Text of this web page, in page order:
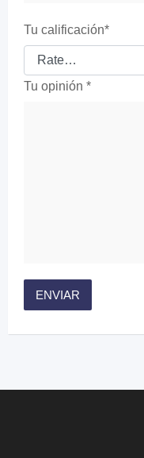
Tu calificación*
Tu opinión *